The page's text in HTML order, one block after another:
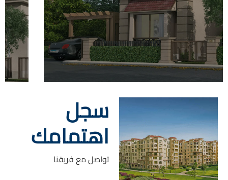
سجل
اهتمامك
تواصل مع فريقنا